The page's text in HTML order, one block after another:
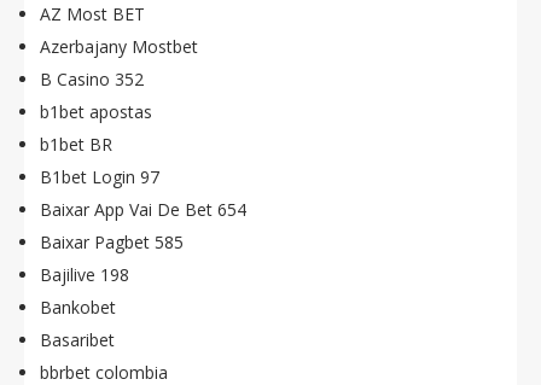
AZ Most BET
Azerbajany Mostbet
B Casino 352
b1bet apostas
b1bet BR
B1bet Login 97
Baixar App Vai De Bet 654
Baixar Pagbet 585
Bajilive 198
Bankobet
Basaribet
bbrbet colombia